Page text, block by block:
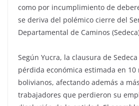
como por incumplimiento de
se deriva del polémico cierre del
Departamental de Caminos
Según Yucra, la clausura de
pérdida económica estimada en 10
bolivianos, afectando además a
trabajadores que perdieron su